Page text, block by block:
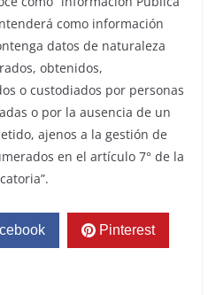
como información
datos de naturaleza
obtenidos,
o custodiados por personas
o por la ausencia de un
ajenos a la gestión de
en el artículo 7° de la
Pinterest